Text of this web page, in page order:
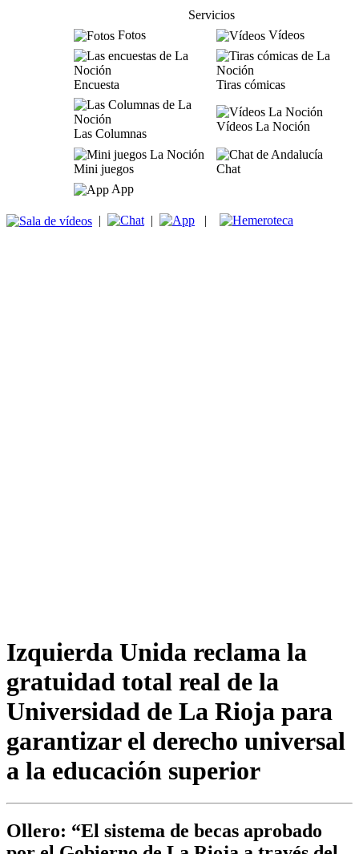
Servicios
Fotos
Vídeos
Encuesta Tiras cómicas
Las Columnas
Vídeos La Noción
Mini juegos
Chat
App
| | |
Izquierda Unida reclama la
gratuidad total real de la
Universidad de La Rioja para
garantizar el derecho universal
a la educación superior
Ollero: “El sistema de becas aprobado